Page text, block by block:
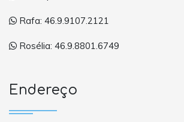
Rafa: 46.9.9107.2121
Rosélia: 46.9.8801.6749
Endereço